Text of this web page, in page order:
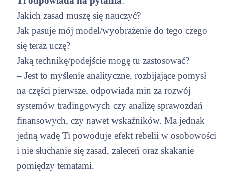
Jakich zasad muszę się nauczyć?
Jak pasuje mój model/wyobrażenie do tego czego
się teraz uczę?
Jaką technikę/podejście mogę tu zastosować?
– Jest to myślenie analityczne, rozbijające pomysł
na części pierwsze, odpowiada min za rozwój
systemów tradingowych czy analizę sprawozdań
finansowych, czy nawet wskaźników. Ma jednak
jedną wadę Ti powoduje efekt rebelii w osobowości
i nie słuchanie się zasad, zaleceń oraz skakanie
pomiędzy tematami.